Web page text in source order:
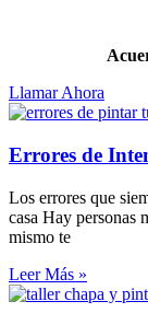
Llamar Ahora
Errores de
Los errores que
casa Hay personas
mismo te
Leer Más »